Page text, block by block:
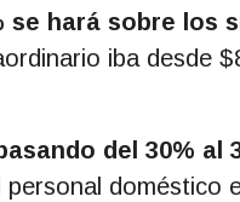
se hará sobre los
iba desde
del 30% al
doméstico